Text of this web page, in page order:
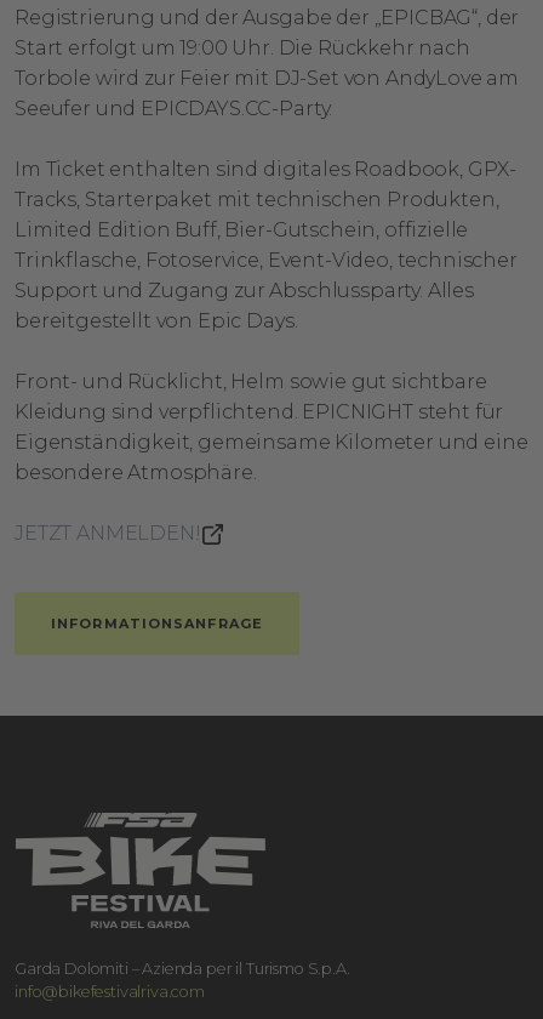
Registrierung und der Ausgabe der „EPICBAG“, der
Start erfolgt um 19:00 Uhr. Die Rückkehr nach
Torbole wird zur Feier mit DJ-Set von AndyLove am
Seeufer und EPICDAYS.CC-Party.
Im Ticket enthalten sind digitales Roadbook, GPX-
Tracks, Starterpaket mit technischen Produkten,
Limited Edition Buff, Bier-Gutschein, offizielle
Trinkflasche, Fotoservice, Event-Video, technischer
Support und Zugang zur Abschlussparty. Alles
bereitgestellt von Epic Days.
Front- und Rücklicht, Helm sowie gut sichtbare
Kleidung sind verpflichtend. EPICNIGHT steht für
Eigenständigkeit, gemeinsame Kilometer und eine
besondere Atmosphäre.
JETZT ANMELDEN!
INFORMATIONSANFRAGE
Garda Dolomiti – Azienda per il Turismo S.p.A.
info@bikefestivalriva.com